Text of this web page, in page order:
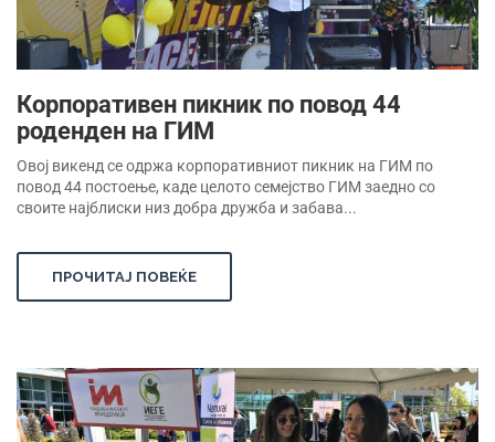
Корпоративен пикник по повод 44
роденден на ГИМ
Овој викенд се одржа корпоративниот пикник на ГИМ по
повод 44 постоење, каде целото семејство ГИМ заедно со
своите најблиски низ добра дружба и забава...
ПРОЧИТАЈ ПОВЕЌЕ